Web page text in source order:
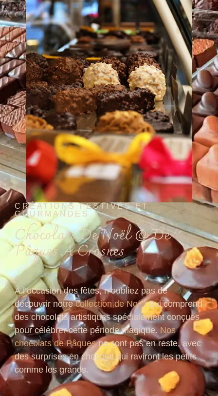
CRÉATIONS FESTIVES ET
GOURMANDES
Chocolats De Noël & De
Pâques À Crosnes
À l’occasion des fêtes, n’oubliez pas de
découvrir notrecollection de Noël, qui comprend
des chocolats artistiques spécialement conçues
pour célébrer cette période magique.Nos
chocolats de Pâquesne sont pas en reste, avec
des surprises en chocolat qui raviront les petits
comme les grands.